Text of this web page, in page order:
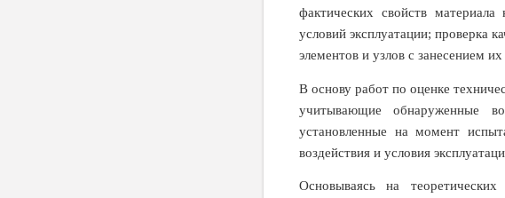
фактических свойств
условий эксплуатации; проверка
элементов и узлов с занесением
В основу работ по оценке
учитывающие обнаруженные
установленные на момент
воздействия и условия
Основываясь на